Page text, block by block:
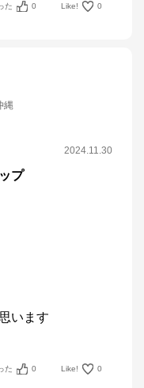
た 0 Like! 0
縄
2024.11.30
プ
います
た 0 Like! 0